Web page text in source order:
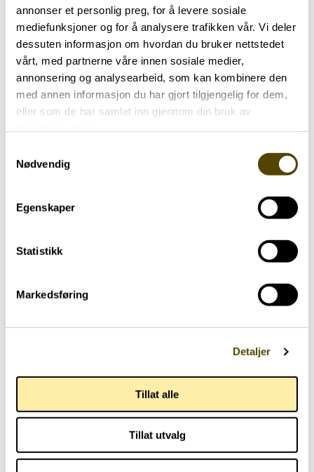
annonser et personlig preg, for å levere sosiale
mediefunksjoner og for å analysere trafikken vår. Vi deler
dessuten informasjon om hvordan du bruker nettstedet
vårt, med partnerne våre innen sosiale medier,
annonsering og analysearbeid, som kan kombinere den
med annen informasjon du har gjort tilgjengelig for dem,
eller som de har samlet inn gjennom din bruk av
Nødvendig
Egenskaper
Statistikk
Markedsføring
Detaljer
Tillat alle
Tillat utvalg
Bli kjent med våre likepersoner
Yngre med parkinson